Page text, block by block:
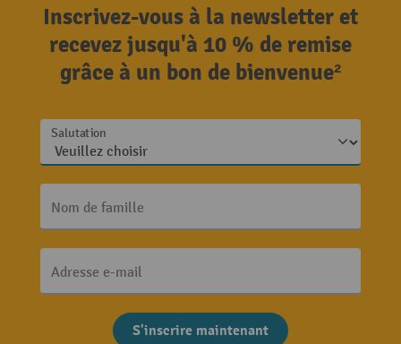
Inscrivez-vous à la newsletter et
recevez jusqu'à 10 % de remise
grâce à un bon de bienvenue²
Salutation
Nom de famille
Adresse e-mail
S'inscrire maintenant